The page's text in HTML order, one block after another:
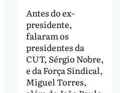
Antes do ex-
presidente,
falaram os
presidentes da
CUT, Sérgio Nobre,
e da Força Sindical,
Miguel Torres,